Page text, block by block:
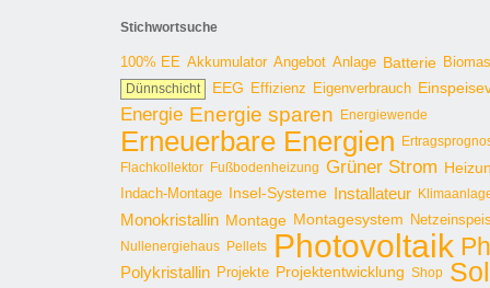
Stichwortsuche
100% EE Akkumulator Angebot Anlage Batterie
Dünnschicht EEG Effizienz Eigenverbrauch
Energie Energie sparen Energiewende
Erneuerbare Energien
Flachkollektor Fußbodenheizung Grüner Strom
Indach-Montage Insel-Systeme Installateur
Monokristallin Montage Montagesystem
Nullenergiehaus Pellets Photovoltaik
Polykristallin Projekte Projektentwicklung Shop